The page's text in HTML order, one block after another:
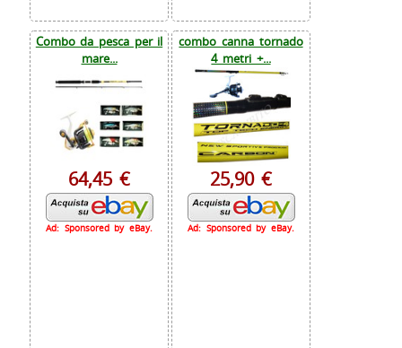
Combo da pesca per il
mare...
64,45 €
Ad: Sponsored by eBay.
combo canna tornado
4 metri +...
25,90 €
Ad: Sponsored by eBay.